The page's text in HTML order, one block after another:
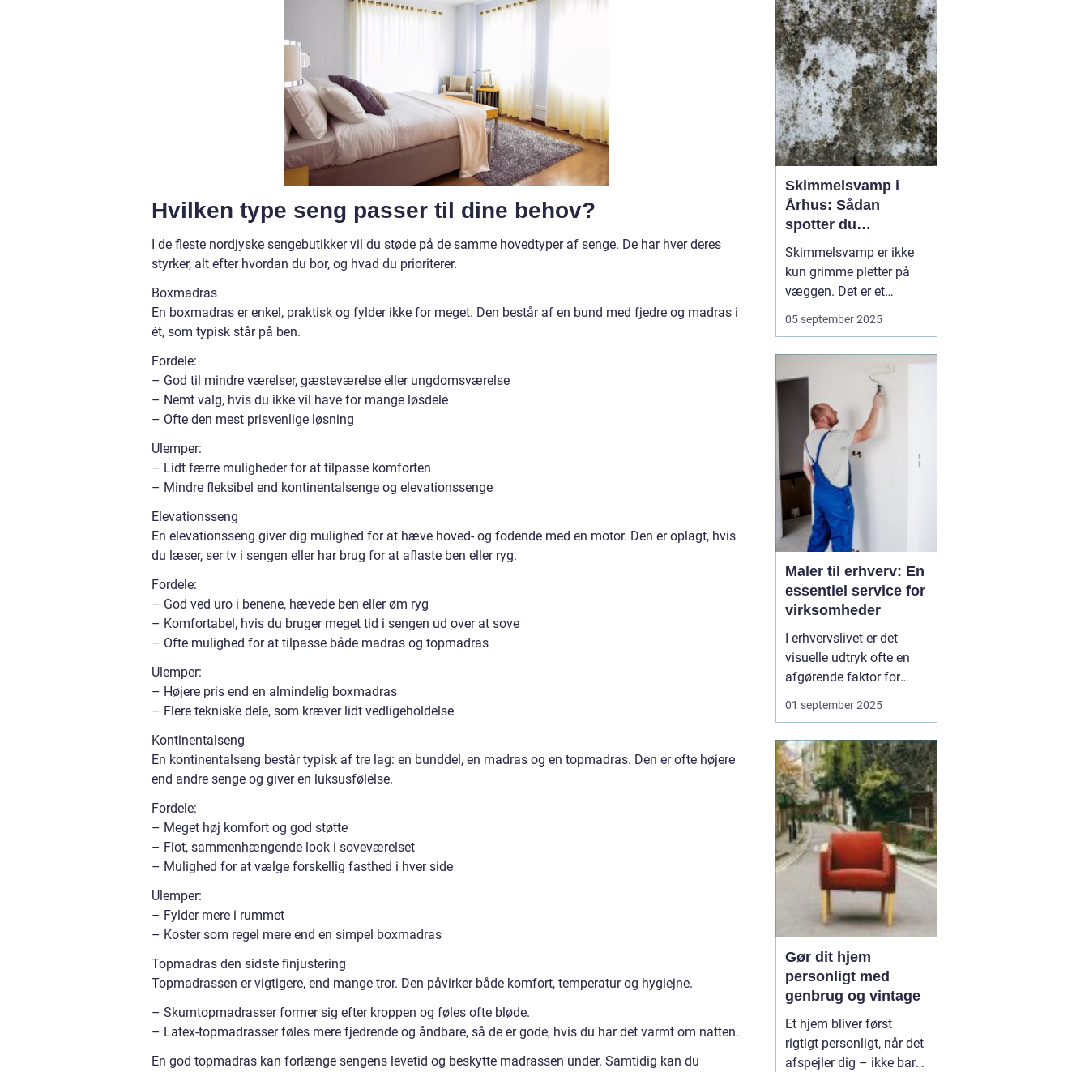
Hvilken type seng passer til dine behov?
I de fleste nordjyske sengebutikker vil du støde på de samme hovedtyper af senge. De har hver deres
styrker, alt efter hvordan du bor, og hvad du prioriterer.
Boxmadras
En boxmadras er enkel, praktisk og fylder ikke for meget. Den består af en bund med fjedre og madras i
ét, som typisk står på ben.
Fordele:
– God til mindre værelser, gæsteværelse eller ungdomsværelse
– Nemt valg, hvis du ikke vil have for mange løsdele
– Ofte den mest prisvenlige løsning
Ulemper:
– Lidt færre muligheder for at tilpasse komforten
– Mindre fleksibel end kontinentalsenge og elevationssenge
Elevationsseng
En elevationsseng giver dig mulighed for at hæve hoved- og fodende med en motor. Den er oplagt, hvis
du læser, ser tv i sengen eller har brug for at aflaste ben eller ryg.
Fordele:
– God ved uro i benene, hævede ben eller øm ryg
– Komfortabel, hvis du bruger meget tid i sengen ud over at sove
– Ofte mulighed for at tilpasse både madras og topmadras
Ulemper:
– Højere pris end en almindelig boxmadras
– Flere tekniske dele, som kræver lidt vedligeholdelse
Kontinentalseng
En kontinentalseng består typisk af tre lag: en bunddel, en madras og en topmadras. Den er ofte højere
end andre senge og giver en luksusfølelse.
Fordele:
– Meget høj komfort og god støtte
– Flot, sammenhængende look i soveværelset
– Mulighed for at vælge forskellig fasthed i hver side
Ulemper:
– Fylder mere i rummet
– Koster som regel mere end en simpel boxmadras
Topmadras den sidste finjustering
Topmadrassen er vigtigere, end mange tror. Den påvirker både komfort, temperatur og hygiejne.
– Skumtopmadrasser former sig efter kroppen og føles ofte bløde.
– Latex-topmadrasser føles mere fjedrende og åndbare, så de er gode, hvis du har det varmt om natten.
En god topmadras kan forlænge sengens levetid og beskytte madrassen under. Samtidig kan du
dam er ofte placeret med
en mening, der r...
Skimmelsvamp i
Århus: Sådan
spotter du
problemet
Skimmelsvamp er ikke
kun grimme pletter på
væggen. Det er et
sundhedsproblem, der
ofte skyldes fugt,
ventilation. I Århus
spiller kystnært klima,
ældre ejendomme og
tætte renoveri...
05 september 2025
Maler til erhverv: En
essentiel service for
virksomheder
I erhvervslivet er det
visuelle udtryk ofte en
afgørende faktor for
virksomheders succes.
En flot og velholdt
et godt
førstehåndsindtryk; det
kan også påvirke
arbejdsmiljøet og
medarbejder...
01 september 2025
Gør dit hjem
personligt med
genbrug og vintage
Et hjem bliver først
rigtigt personligt, når det
afspejler dig – ikke bare